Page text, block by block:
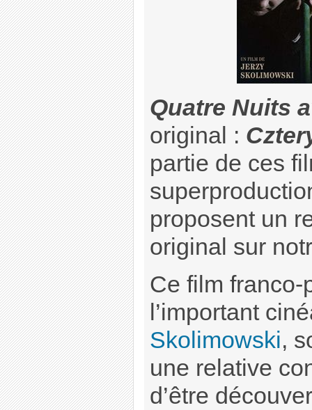
Quatre Nuits
original :
partie de ces
proposent un
original sur
Ce film franco-
l’important
Skolimowski,
une relative
d’être